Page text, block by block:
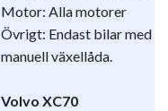
Motor: Alla motorer
Övrigt: Endast bilar med
manuell växellåda.
Volvo XC70